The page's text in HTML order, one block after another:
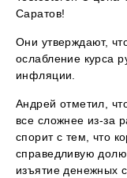
Саратов!
Они утверждают,
ослабление курса
инфляции.
Андрей отметил,
все сложнее из-за
спорит с тем, что
справедливую долю
изъятие денежных